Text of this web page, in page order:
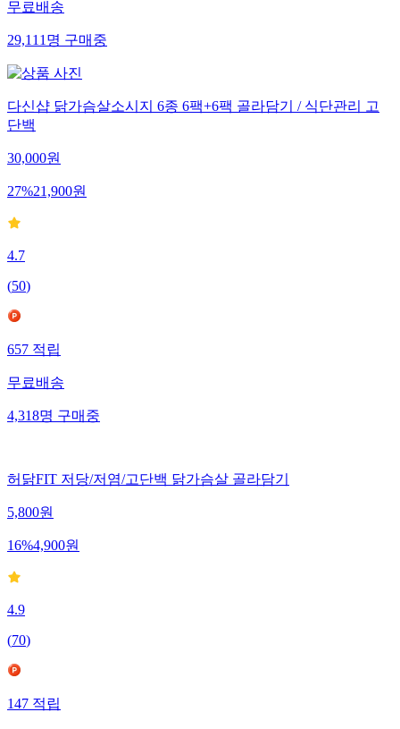
무료배송
29,111명구매중
다신샵 닭가슴살소시지 6종 6팩+6팩 골라담기 / 식단관리 고
단백
30,000원
27%21,900원
4.7
(50)
657적립
무료배송
4,318명구매중
허닭FIT 저당/저염/고단백 닭가슴살 골라담기
5,800원
16%4,900원
4.9
(70)
147적립